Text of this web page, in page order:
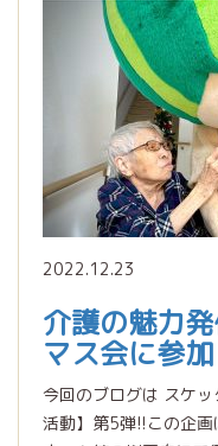
2022.12.23
介護の魅力
マス会に参
今回のブログは スケ
活動】第5弾!!この企